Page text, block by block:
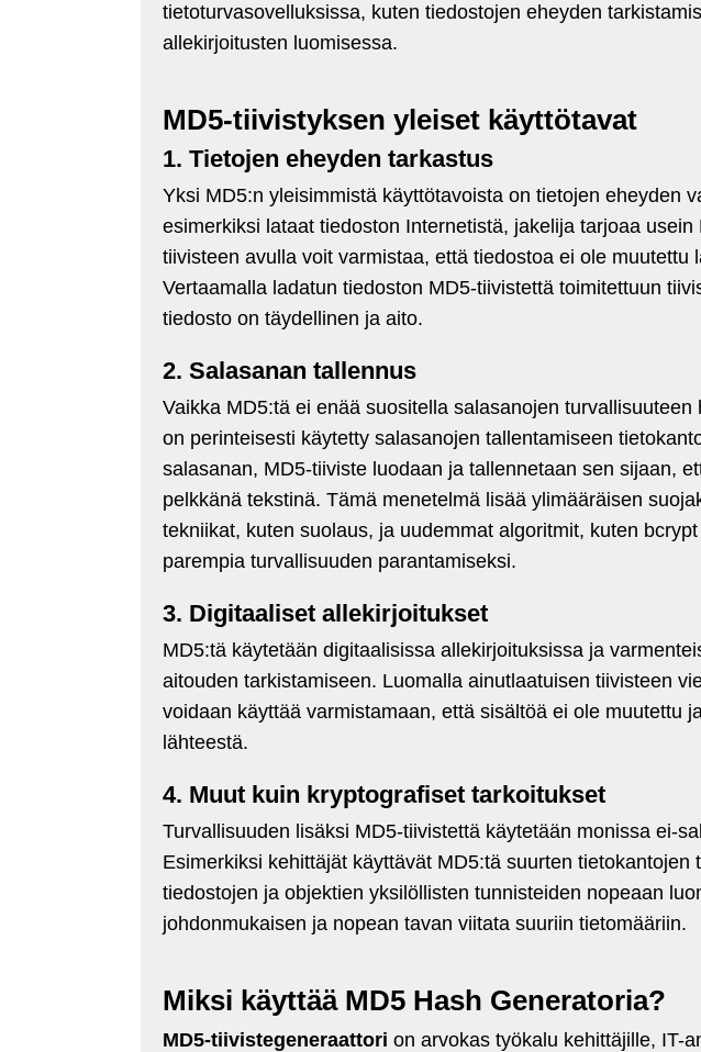
tietoturvasovelluksissa, kuten tiedostojen eheyden
allekirjoitusten luomisessa.
MD5-tiivistyksen yleiset käyttötavat
1. Tietojen eheyden tarkastus
Yksi MD5:n yleisimmistä käyttötavoista on tietojen eheyden
esimerkiksi lataat tiedoston Internetistä, jakelija tarjoaa usein
tiivisteen avulla voit varmistaa, että tiedostoa ei ole muutettu
Vertaamalla ladatun tiedoston MD5-tiivistettä toimitettuun
tiedosto on täydellinen ja aito.
2. Salasanan tallennus
Vaikka MD5:tä ei enää suositella salasanojen
on perinteisesti käytetty salasanojen tallentamiseen
salasanan, MD5-tiiviste luodaan ja tallennetaan sen sijaan,
pelkkänä tekstinä. Tämä menetelmä lisää ylimääräisen
tekniikat, kuten suolaus, ja uudemmat algoritmit, kuten
parempia turvallisuuden parantamiseksi.
3. Digitaaliset allekirjoitukset
MD5:tä käytetään digitaalisissa allekirjoituksissa ja
aitouden tarkistamiseen. Luomalla ainutlaatuisen tiivisteen
voidaan käyttää varmistamaan, että sisältöä ei ole muutettu
lähteestä.
4. Muut kuin kryptografiset tarkoitukset
Turvallisuuden lisäksi MD5-tiivistettä käytetään monissa ei-
Esimerkiksi kehittäjät käyttävät MD5:tä suurten tietokantojen
tiedostojen ja objektien yksilöllisten tunnisteiden nopeaan
johdonmukaisen ja nopean tavan viitata suuriin tietomääriin.
Miksi käyttää MD5 Hash Generatoria?
MD5-tiivistegeneraattori on arvokas työkalu kehittäjille, IT-